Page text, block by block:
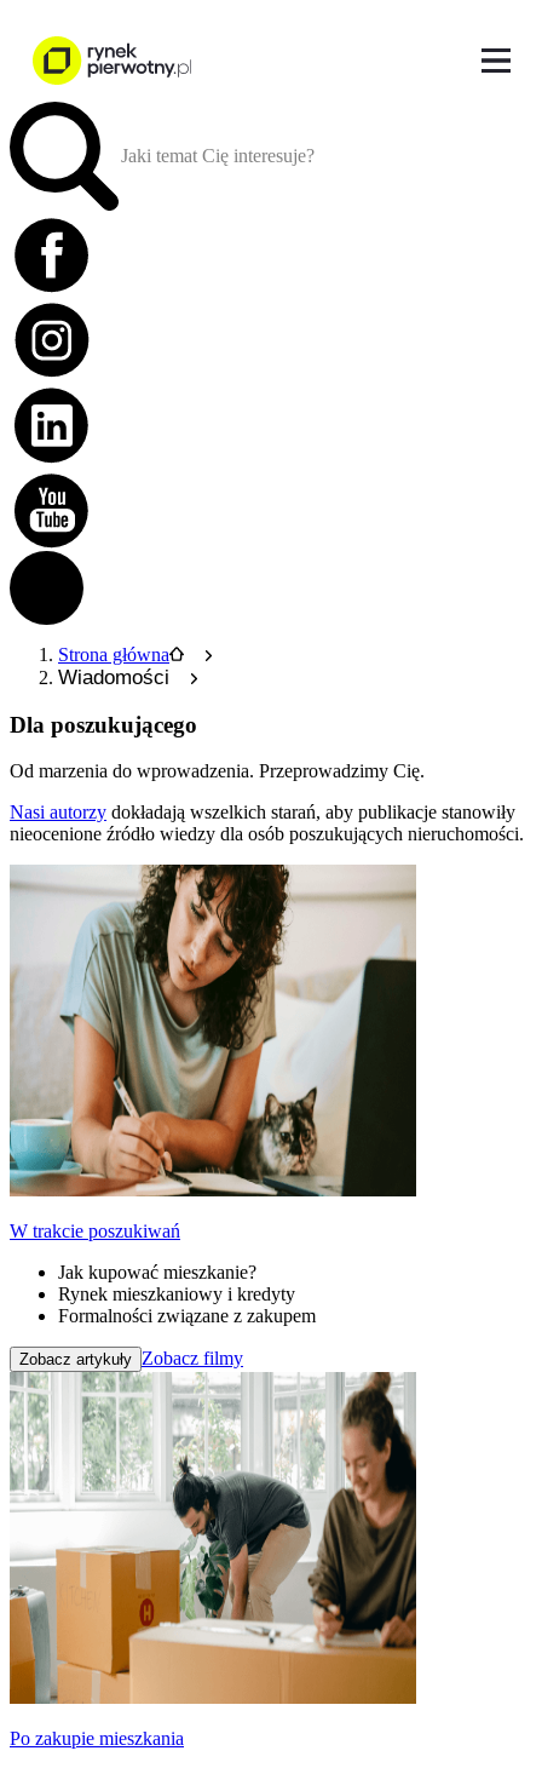
Jaki temat Cię interesuje?
Strona główna
Wiadomości
Dla poszukującego
Od marzenia do wprowadzenia. Przeprowadzimy Cię.
Nasi autorzy dokładają wszelkich starań, aby publikacje stanowiły
nieocenione źródło wiedzy dla osób poszukujących nieruchomości.
W trakcie poszukiwań
Jak kupować mieszkanie?
Rynek mieszkaniowy i kredyty
Formalności związane z zakupem
Zobacz artykuły Zobacz filmy
Po zakupie mieszkania